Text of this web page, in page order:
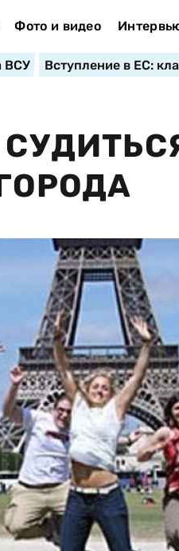
Фото и видео
ВСУ Вступление в ЕС: